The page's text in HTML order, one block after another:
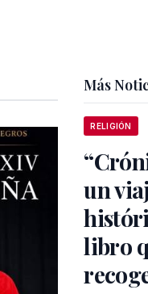
Más
RELIGIÓN
un
libro